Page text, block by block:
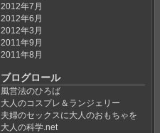
2012年7月
2012年6月
2012年3月
2011年9月
2011年8月
ブログロール
風営法のひろば
大人のコスプレ＆ランジェリー
夫婦のセックスに大人のおもちゃを
大人の科学.net